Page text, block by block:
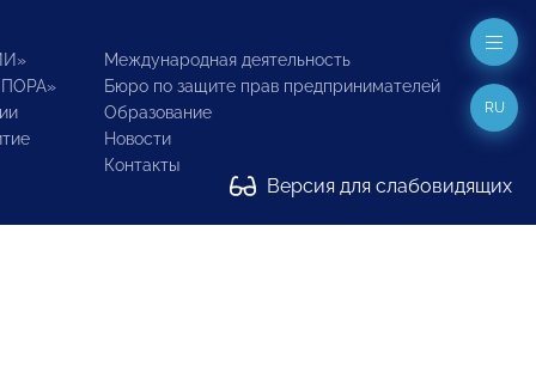
Международная деятельность
Бюро по защите прав предпринимателей
Образование
Новости
Контакты
Версия для слабовидящих
RU